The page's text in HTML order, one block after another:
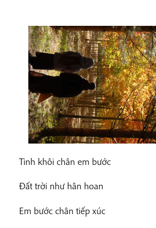
Tinh khôi chân em bước
Đất trời như hân hoan
Em bước chân tiếp xúc